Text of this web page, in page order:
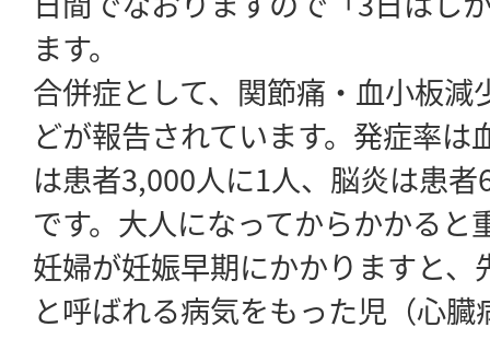
ます。
合併症として、関節痛・血小板減
どが報告されています。発症率は
は患者3,000人に1人、脳炎は患
です。大人になってからかかると
妊婦が妊娠早期にかかりますと、
と呼ばれる病気をもった児（心